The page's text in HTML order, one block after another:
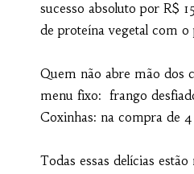
sucesso absoluto por R$
de proteína vegetal com o
Quem não abre mão dos
menu fixo: frango
Coxinhas: na compra de
Todas essas delícias